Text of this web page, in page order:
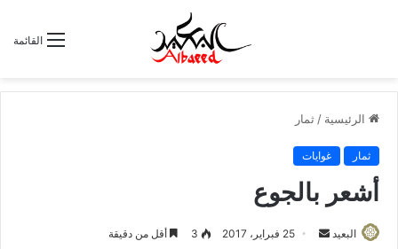
القائمة
الرئيسية / ثمار
ثمار غوايات
أشعر بالجوع
البعيد 25 فبراير، 2017 3 أقل من دقيقة